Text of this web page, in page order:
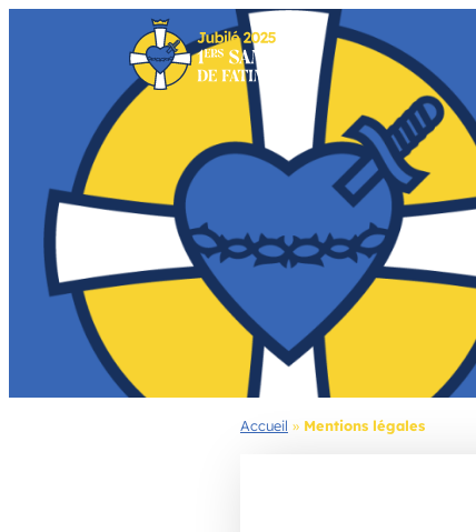
Accueil » Mentions légales